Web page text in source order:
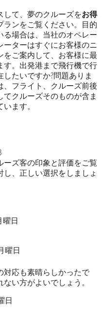
して、夢のクルーズをお得
ランをご覧ください。目的
場合は、当社のオペレー
ーターはすぐにお客様のニ
をご案内して、お客様に最
す。出発港まで飛行機で行
たいですか?問題ありま
フライト、クルーズ前後
クルーズそのものが含ま
ます。
ズ客の印象と評価をご覧
し、正しい選択をしましょ
曜日
曜日
対応も素晴らしかったで
い方がよいでしょう。
日